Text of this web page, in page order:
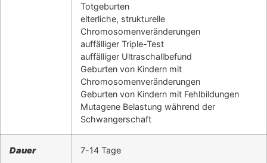
Totgeburten
elterliche, strukturelle
Chromosomenveränderungen
auffälliger Triple-Test
auffälliger Ultraschallbefund
Geburten von Kindern mit
Chromosomenveränderungen
Geburten von Kindern mit Fehlbildungen
Mutagene Belastung während der
Schwangerschaft
Dauer 7-14 Tage